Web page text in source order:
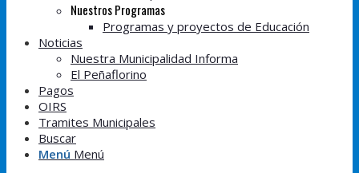
Nuestros Programas
Programas y proyectos de Educación
Noticias
Nuestra Municipalidad Informa
El Peñaflorino
Pagos
OIRS
Tramites Municipales
Buscar
Menú Menú